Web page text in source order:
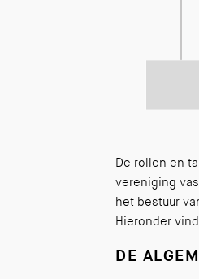
De rollen en
vereniging
het bestuur
Hieronder
DE